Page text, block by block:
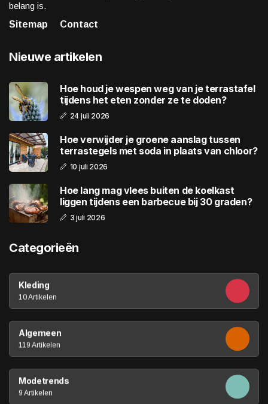
belang is.
Sitemap
Contact
Nieuwe artikelen
Hoe houd je wespen weg van je terrastafel
tijdens het eten zonder ze te doden?
24 juli 2026
Hoe verwijder je groene aanslag tussen
terrastegels met soda in plaats van chloor?
10 juli 2026
Hoe lang mag vlees buiten de koelkast
liggen tijdens een barbecue bij 30 graden?
3 juli 2026
Categorieën
Kleding
10 Artikelen
Algemeen
119 Artikelen
Modetrends
9 Artikelen